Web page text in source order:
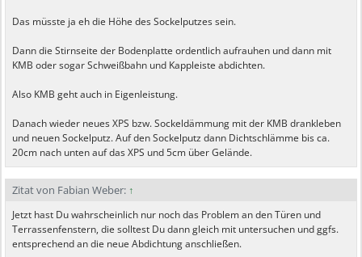
Das müsste ja eh die Höhe des Sockelputzes sein.
Dann die Stirnseite der Bodenplatte ordentlich aufrauhen und dann mit
KMB oder sogar Schweißbahn und Kappleiste abdichten.
Also KMB geht auch in Eigenleistung.
Danach wieder neues XPS bzw. Sockeldämmung mit der KMB drankleben
und neuen Sockelputz. Auf den Sockelputz dann Dichtschlämme bis ca.
20cm nach unten auf das XPS und 5cm über Gelände.
Zitat von Fabian Weber: ↑
Jetzt hast Du wahrscheinlich nur noch das Problem an den Türen und
Terrassenfenstern, die solltest Du dann gleich mit untersuchen und ggfs.
entsprechend an die neue Abdichtung anschließen.